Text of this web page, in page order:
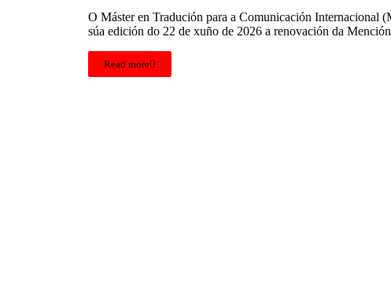
O Máster en Tradución para a Comunicación Internacional
súa edición do 22 de xuño de 2026 a renovación da
Read more